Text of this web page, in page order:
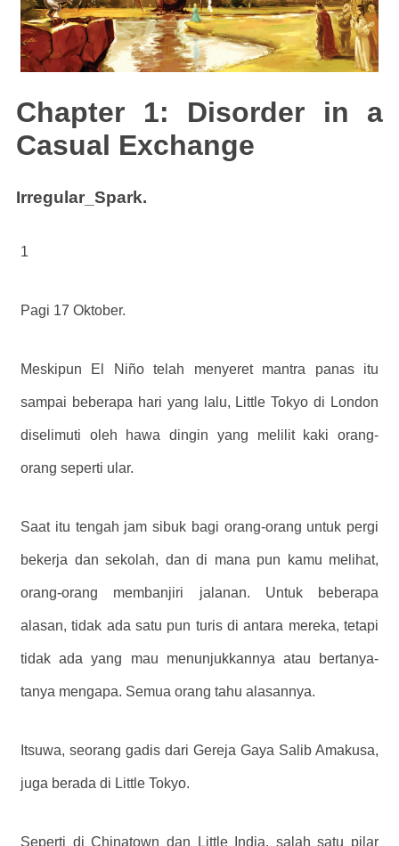
Chapter 1: Disorder in a
Casual Exchange
Irregular_Spark.
1
Pagi 17 Oktober.
Meskipun El Niño telah menyeret mantra panas itu
sampai beberapa hari yang lalu, Little Tokyo di London
diselimuti oleh hawa dingin yang melilit kaki orang-
orang seperti ular.
Saat itu tengah jam sibuk bagi orang-orang untuk pergi
bekerja dan sekolah, dan di mana pun kamu melihat,
orang-orang membanjiri jalanan. Untuk beberapa
alasan, tidak ada satu pun turis di antara mereka, tetapi
tidak ada yang mau menunjukkannya atau bertanya-
tanya mengapa. Semua orang tahu alasannya.
Itsuwa, seorang gadis dari Gereja Gaya Salib Amakusa,
juga berada di Little Tokyo.
Seperti di Chinatown dan Little India, salah satu pilar